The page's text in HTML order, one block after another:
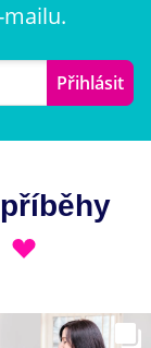
mailu.
Přihlásit